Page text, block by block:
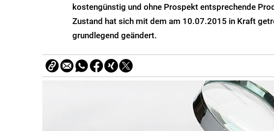
kostengünstig und ohne Prospekt entsprechende
Zustand hat sich mit dem am 10.07.2015 in Kraft
grundlegend geändert.